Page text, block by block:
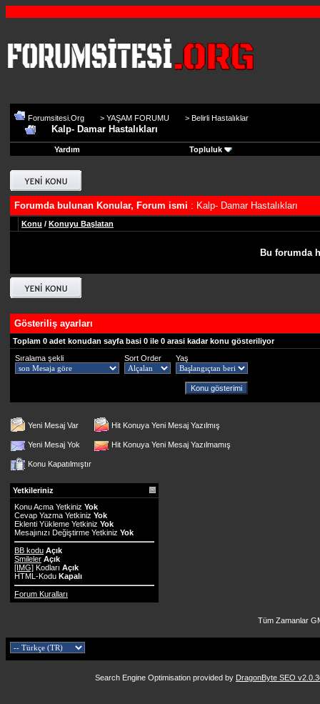
Forumsitesi.Org > YAŞAM FORUMU > Belirli Hastalıklar
Kalp- Damar Hastalıkları
Yardım Topluluk
Forumda bulunan Konular, Forum ismi : Kalp- Damar Hastalıkları
Konu / Konuyu Başlatan
Bu forumda
Gösteriliş ayarları
Toplam 0 adet konudan sayfa basi 0 ile 0 arasi kadar konu gösteriliyor
Sıralama şekli
Sort Order Yaş
Yeni Mesaj Var Hit Konuya Yeni Mesaj Yazılmış
Yeni Mesaj Yok Hit Konuya Yeni Mesaj Yazılmamış
Konu Kapatılmıştır
Yetkileriniz
Konu Acma Yetkiniz Yok
Cevap Yazma Yetkiniz Yok
Eklenti Yükleme Yetkiniz Yok
Mesajınızı Değiştirme Yetkiniz Yok
BB kodu Açık
Smileler Açık
[IMG] Kodları Açık
HTML-Kodu Kapalı
Forum Kuralları
Tüm Zamanlar
Search Engine Optimisation provided by DragonByte SEO